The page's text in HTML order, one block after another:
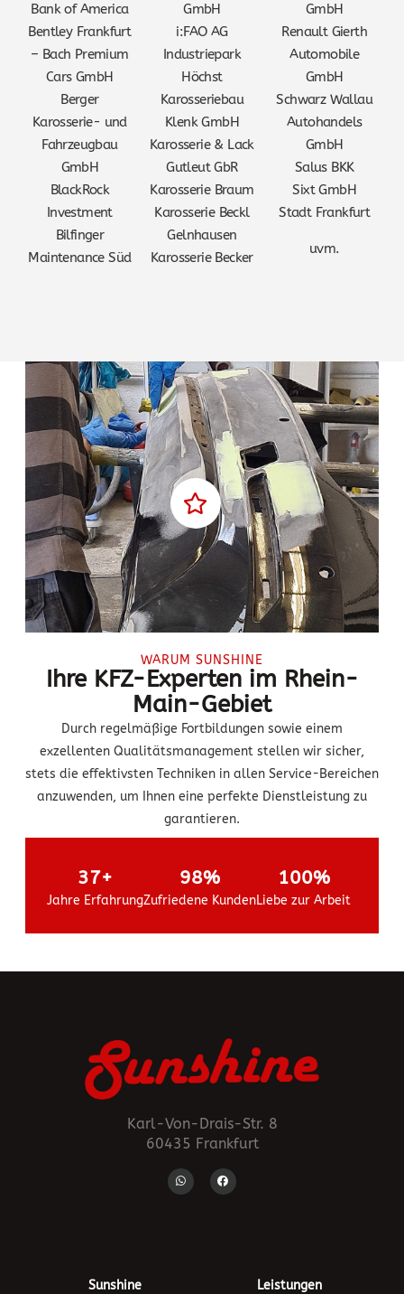
Bank of America
Bentley Frankfurt
– Bach Premium
Cars GmbH
Berger
Karosserie- und
Fahrzeugbau
GmbH
BlackRock
Investment
Bilfinger
Maintenance Süd
GmbH
i:FAO AG
Industriepark
Höchst
Karosseriebau
Klenk GmbH
Karosserie & Lack
Gutleut GbR
Karosserie Braum
Karosserie Beckl
Gelnhausen
Karosserie Becker
GmbH
Renault Gierth
Automobile
GmbH
Schwarz Wallau
Autohandels
GmbH
Salus BKK
Sixt GmbH
Stadt Frankfurt
uvm.
WARUM SUNSHINE
Ihre KFZ-Experten im Rhein-
Main-Gebiet
Durch regelmäßige Fortbildungen sowie einem
exzellenten Qualitätsmanagement stellen wir sicher,
stets die effektivsten Techniken in allen Service-Bereichen
anzuwenden, um Ihnen eine perfekte Dienstleistung zu
garantieren.
37+
Jahre Erfahrung
98%
Zufriedene Kunden
100%
Liebe zur Arbeit
Karl-Von-Drais-Str. 8
60435 Frankfurt
Leistungen
Sunshine